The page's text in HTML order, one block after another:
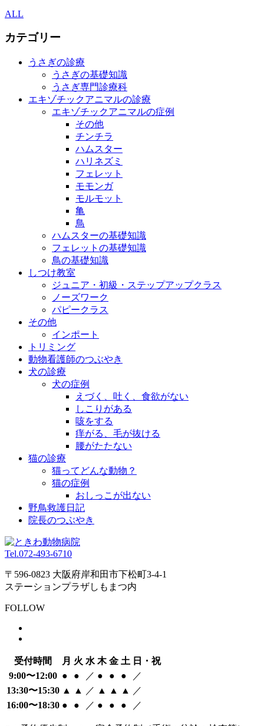
ALL
カテゴリー
うさぎの診療
うさぎの基礎知識
うさぎ専門診療科
エキゾチックアニマルの診療
エキゾチックアニマルの症例
その他
チンチラ
ハムスター
ハリネズミ
フェレット
モモンガ
モルモット
亀
鳥
ハムスターの基礎知識
フェレットの基礎知識
鳥の基礎知識
しつけ教室
ジュニア・初級・ステップアップクラス
ノーズワーク
パピークラス
その他
インポート
トリミング
動物看護師のつぶやき
犬の診療
犬の症例
えづく、吐く、食欲がない
しこりがある
咳をする
痒がる、毛が抜ける
腰がたたない
猫の診療
猫ってどんな動物？
猫の症例
おしっこが出ない
野鳥救護日記
院長のつぶやき
Tel.072-493-6710
〒596-0823 大阪府岸和田市下松町3-4-1
ステーションプラザしもまつ内
FOLLOW
受付時間 月 火 水 木 金 土 日・祝
9:00〜12:00 ● ● ／ ● ● ●
／
13:30〜15:30 ▲ ▲ ／ ▲ ▲ ▲
／
16:00〜18:30 ● ● ／ ● ● ● ／